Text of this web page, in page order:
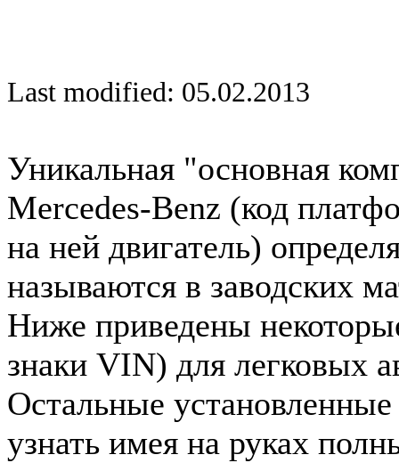
Last modified: 05.02.2013
Уникальная "основная
Mercedes-Benz (код
на ней двигатель)
называются в заводских
Ниже приведены
знаки VIN) для легковых
Остальные
узнать имея на руках